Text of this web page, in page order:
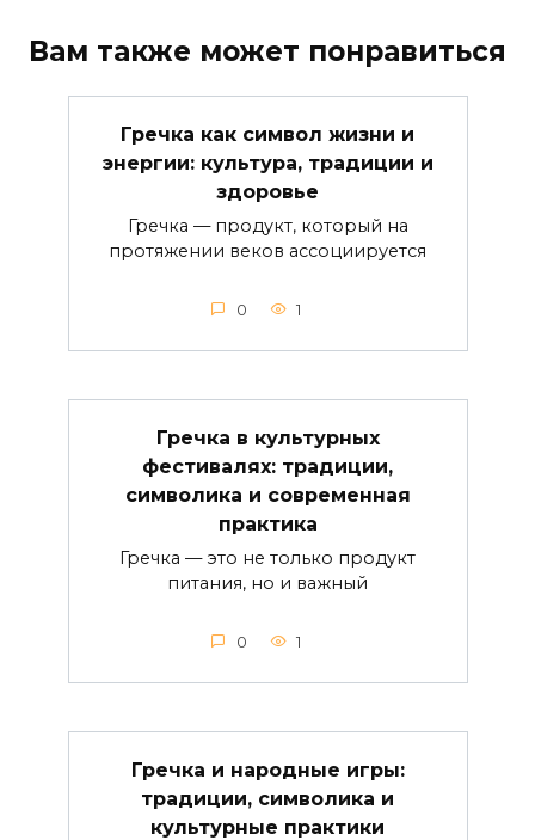
Вам также может понравиться
Гречка как символ жизни и
энергии: культура, традиции и
здоровье
Гречка — продукт, который на
протяжении веков ассоциируется
0 1
Гречка в культурных
фестивалях: традиции,
символика и современная
практика
Гречка — это не только продукт
питания, но и важный
0 1
Гречка и народные игры:
традиции, символика и
культурные практики